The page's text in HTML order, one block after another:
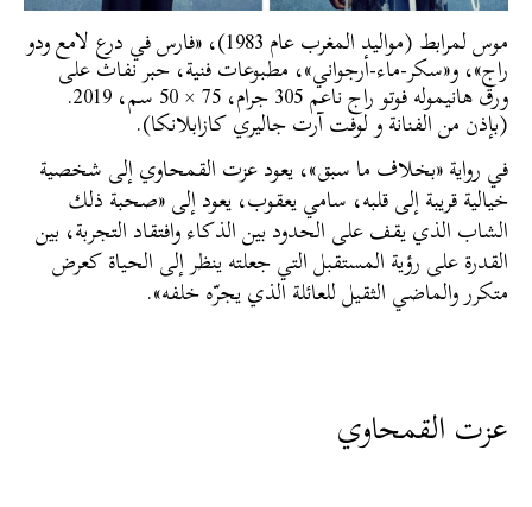
موس لمرابط (مواليد المغرب عام 1983)، «فارس في درع لامع ودو
راج»، و«سكر-ماء-أرجواني»، مطبوعات فنية، حبر نفاث على
ورق هانيموله فوتو راج ناعم 305 جرام، 75 × 50 سم، 2019.
(بإذن من الفنانة و لوفت آرت جاليري كازابلانكا).
في رواية «بخلاف ما سبق»، يعود عزت القمحاوي إلى شخصية
خيالية قريبة إلى قلبه، سامي يعقوب، يعود إلى «صحبة ذلك
الشاب الذي يقف على الحدود بين الذكاء وافتقاد التجربة، بين
القدرة على رؤية المستقبل التي جعلته ينظر إلى الحياة كعرض
متكرر والماضي الثقيل للعائلة الذي يجرّه خلفه».
عزت القمحاوي